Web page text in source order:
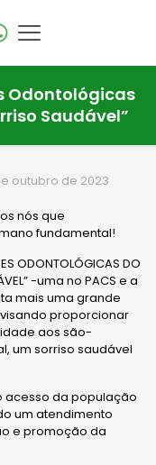
Odontológicas
Saudável”
outubro de 2023
nós que
fundamental!
ODONTOLÓGICAS DO
-uma no PACS e a
mais uma grande
proporcionar
aos são-
um sorriso saudável
acesso da população
um atendimento
e promoção da